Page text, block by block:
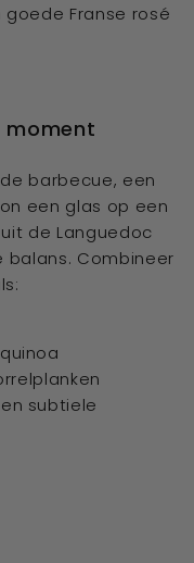
Franse rosé
barbecue, een
een glas op een
de Languedoc
Combineer
subtiele